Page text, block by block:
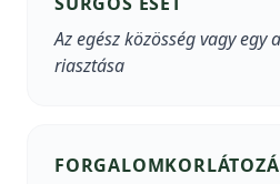
Az egész közösség vagy egy
riasztása